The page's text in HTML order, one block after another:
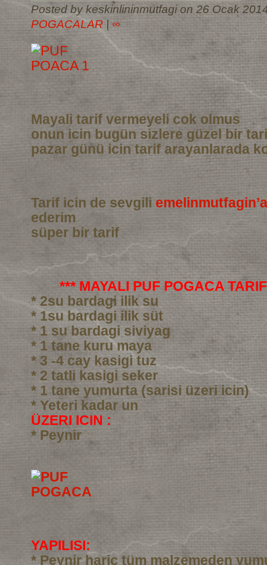
Posted by keskinlininmutfagi on 26 Ocak
POGACALAR | ∞
Mayali tarif vermeyeli cok olmus
onun icin bugün sizlere güzel bir
pazar günü icin tarif arayanlarada
Tarif icin de sevgili emelinmutfagin’a
ederim
süper bir tarif
*** MAYALI PUF POGACA
* 2su bardagi ilik su
* 1su bardagi ilik süt
* 1 su bardagi siviyag
* 1 tane kuru maya
* 3 -4 cay kasigi tuz
* 2 tatli kasigi seker
* 1 tane yumurta (sarisi üzeri icin)
* Yeteri kadar un
ÜZERI ICIN :
* Peynir
YAPILISI:
* Peynir haric tüm malzemeden